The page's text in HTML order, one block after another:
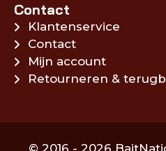
Contact
Klantenservice
Contact
Mijn account
Retourneren &